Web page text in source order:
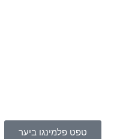
טפט פלמינגו ביער